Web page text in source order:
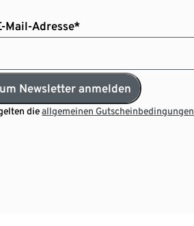
Mail-Adresse*
Newsletter anmelden
gelten dieallgemeinen Gutscheinbedingungen